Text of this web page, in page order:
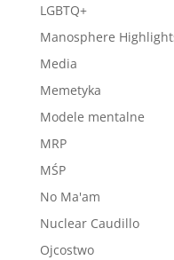
LGBTQ+
Manosphere
Media
Memetyka
Modele mentalne
MRP
MŚP
No Ma'am
Nuclear Caudillo
Ojcostwo